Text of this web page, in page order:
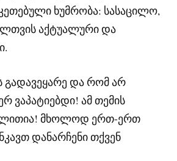
ხუმრობა: სასაცილო,
აქტუალური და
გადავეყარე და რომ არ
ვაპატიებდი! ამ თემის
მხოლოდ ერთ-ერთ
დანარჩენი თქვენ